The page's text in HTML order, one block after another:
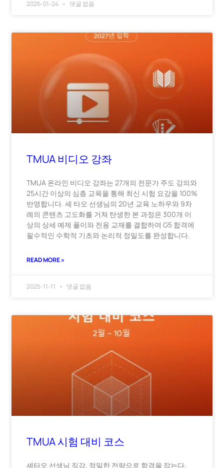
2026-01-24 댓글 없음
TMUA 비디오 강좌
TMUA 온라인 비디오 강좌는 27개의 전문가 주도 강의와
25시간 이상의 심층 교육을 통해 최신 시험 요강을 100%
반영합니다. 셰 타오 선생님의 20년 교육 노하우와 9차
례의 콘텐츠 고도화를 거쳐 탄생한 본 과정은 300개 이
상의 상세 예제 풀이와 전용 교재를 결합하여 G5 합격에
필수적인 수학적 기초와 논리적 정밀도를 완성합니다.
READ MORE »
2025-11-11 댓글 없음
TMUA 시험 대비 코스
셰타오 선생님 직강, 정밀한 전략으로 합격을 잡는다.